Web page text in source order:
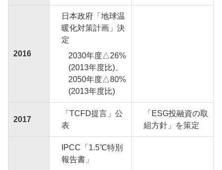
2016
日本政府「地球温
暖化対策計画」決
定
2030年度△26%
(2013年度比)、
2050年度△80%
(2013年度比)
2017
「TCFD提言」公
表
「ESG投融資の取
組方針」を策定
IPCC「1.5℃特別
報告書」